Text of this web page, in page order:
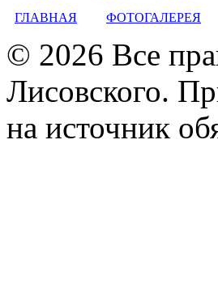
ГЛАВНАЯ ФОТОГАЛЕРЕЯ
© 2026 Все
Лисовского.
на источник